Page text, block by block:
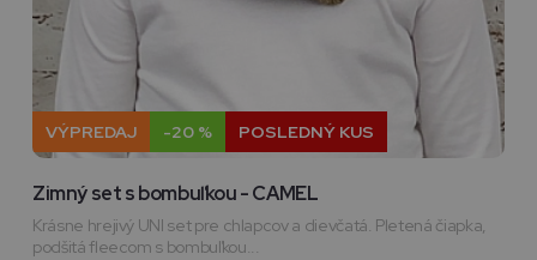
VÝPREDAJ -20 % POSLEDNÝ KUS
Zimný set s bombuľkou - CAMEL
Krásne hrejivý UNI set pre chlapcov a dievčatá. Pletená čiapka,
podšitá fleecom s bombuľkou...